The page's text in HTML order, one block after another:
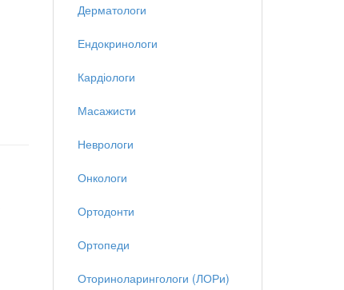
Дерматологи
Ендокринологи
Кардіологи
Масажисти
Неврологи
Онкологи
Ортодонти
Ортопеди
Оториноларингологи (ЛОРи)